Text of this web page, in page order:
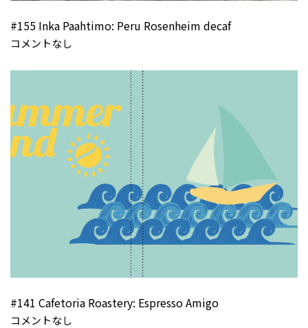
#155 Inka Paahtimo: Peru Rosenheim decaf
コメントなし
#141 Cafetoria Roastery: Espresso Amigo
コメントなし